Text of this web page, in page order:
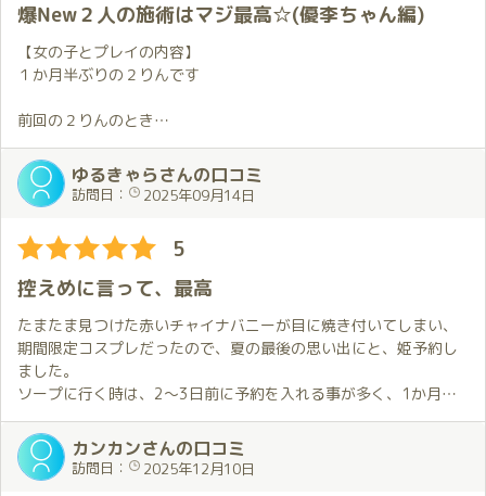
8月限定コスプレからのぞく谷間についつい目が…
二人の時間は、ほんとに優しく溶かされていくようで、優李さん
のその柔らかいカラダとリードで、全身くまなく気持ちよくされ
てしまいました。｢感じやすいので楽しい｣と言っていただけまし
感想です。快感に身を委ねている時間以外の会話もとても楽し
く、中身の濃い110分でした。
爆New２人の施術はマジ最高☆(優李ちゃん編)
【女の子とプレイの内容】
１か月半ぶりの２りんです
前回の２りんのとき
遊んでもらったパートナーの優李ちゃんと
同じくらいおＰ１の大きい李華ちゃんと遊びました
もちろん予約は
お姫様が喜ぶ事前姫予約しました・・
前回の口コミでも書きましたが
優李ちゃんは逆パネマジで、
吸い込まれそうな目とおＰ１がヤバいです
接客中も距離感ゼロな応対に
心もトロッとろになっちゃいます
(李華ちゃんは別途口コミを参照してください)
爆NEWコンビの２りんによる施術ですが・・・
なんと言っても
ＨとＩカップによる・・おＰ１ビンタです
ゆるきゃらさんの口コミ
訪問日： 2025年09月14日
5
控えめに言って、最高
たまたま見つけた赤いチャイナバニーが目に焼き付いてしまい、
期間限定コスプレだったので、夏の最後の思い出にと、姫予約し
ました。
ソープに行く時は、2〜3日前に予約を入れる事が多く、1か月以
上も前から予約を入れることは初めてでした。
それくらいあの赤いチャイナバニーは、衝撃的でした。
それからは、ブログやXで毎日欠かさずチェックしてしまうくら
い、優李さんのことが頭から離れませんでした。
カンカンさんの口コミ
訪問日： 2025年12月10日